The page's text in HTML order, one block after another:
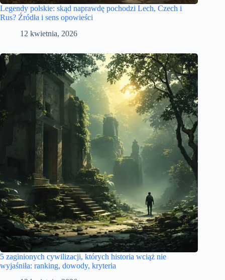
Legendy polskie: skąd naprawdę pochodzi Lech, Czech i
Rus? Źródła i sens opowieści
12 kwietnia, 2026
5 zaginionych cywilizacji, których historia wciąż nie
wyjaśniła: ranking, dowody, kryteria